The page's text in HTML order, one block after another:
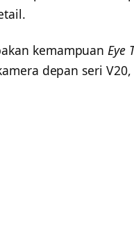
kemampuanEye
depan seri